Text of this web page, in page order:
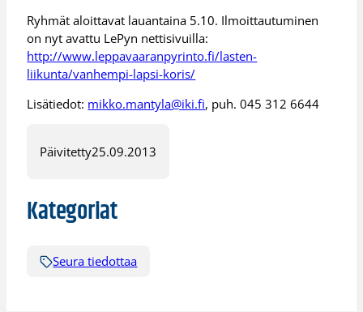
Ryhmät aloittavat lauantaina 5.10. Ilmoittautuminen
on nyt avattu LePyn nettisivuilla:
http://www.leppavaaranpyrinto.fi/lasten-
liikunta/vanhempi-lapsi-koris/
Lisätiedot: mikko.mantyla@iki.fi, puh. 045 312 6644
Päivitetty25.09.2013
Kategoriat
Seura tiedottaa